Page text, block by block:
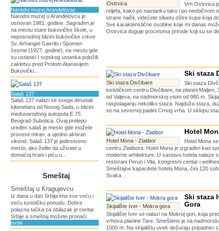
Narodni muzej Aranđelovac
Narodni muzej u Aranđelovcu je
osnovan 1981. godine. Sagrađen je
na mestu stare bukovičke škole, u
neposrednoj blizini bukovičke crkve
Sv. Arhangel Gavrilo i Spomen
česme (1927. godine), na mestu gde
su ustanici I srpskog ustanka položili
zakletvu pred Protom Atanasijem
Bukovički...
Salaš 137
Salaš 137 nalazi se svega desetak
kilometara od Novog Sada, u blizini
međunarodnog autoputa E 75
Beograd-Subotica. Ovaj prelepo
uređen salaš je mesto gde možete
provesti miran, a ujedno aktivan
vikend. Salaš 137 je jedinstveno
mesto, ako želite da uživate u
domaćoj hrani i piću u...
Smeštaj
Smeštaj u Kragujevcu
Iz dana u dan Srbija ima sve veću i
veću turističku ponudu. Dobra
polazna tačka za obilazak je centar
Srbije a smeštaj možete pronaći
ovde
Ostrvica
Vrh Ostrvica
reljefa, kako po nastanku tako i po neobičnom
strane naišli, videćete siluetu oštre kupe koja
Sve karakteristične osobine koje mi danas
Ostrvica duguje procesima prirode koji su se
Ski staza Divčibare
Ski staza
Ski staza
turističkom centru Divčibare, na planini Maljen,
od Valjeva, na nadmorskoj visini od 980 m.
raspolaganju nekoliko staza. Najduža staza,
se na severnoj padini Crnog vrha. U sklopu
Hotel Mona - Zlatibor
Hotel
Hotel Mona
centru Zlatibora. Hotel Mona je izgrađen kao
moderne arhitekture. U sastavu hotela nalaze
restorani Perun i Vila, kongresni centar i
Smeštajne kapacitete hotela Mona, čini 120
Svaka ...
Skijalište Iver - Mokra gora
Ski staza
Gora
Skijalište Iver se nalazi na Mokroj gori, koja
vrhova planine Tare. Smešteno je na
1500 m. Na skijalištu uvek dežuraju pripadnici